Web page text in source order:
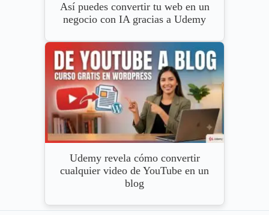
Así puedes convertir tu web en un
negocio con IA gracias a Udemy
Udemy revela cómo convertir
cualquier video de YouTube en un
blog